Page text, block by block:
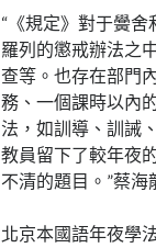
“《規定》對于黌
羅列的懲戒辦法之
查等。也存在部門
務、一個課時以內
法，如訓導、訓誡
教員留下了較年夜
不清的題目。”蔡海
北京本國語年夜學